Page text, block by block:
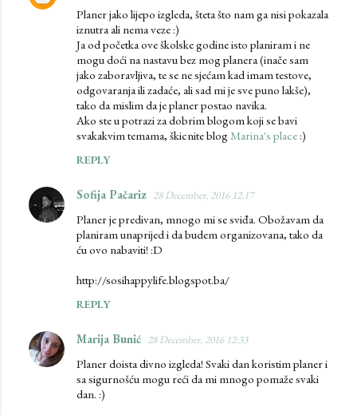
Planer jako lijepo izgleda, šteta što nam ga nisi pokazala
iznutra ali nema veze :)
Ja od početka ove školske godine isto planiram i ne
mogu doći na nastavu bez mog planera (inače sam
jako zaboravljiva, te se ne sjećam kad imam testove,
odgovaranja ili zadaće, ali sad mi je sve puno lakše),
tako da mislim da je planer postao navika.
Ako ste u potrazi za dobrim blogom koji se bavi
svakakvim temama, škicnite blog Marina's place :)
REPLY
Sofija Pačariz 28 December, 2016 12:17
Planer je predivan, mnogo mi se sviđa. Obožavam da
planiram unaprijed i da budem organizovana, tako da
ću ovo nabaviti! :D
http://sosihappylife.blogspot.ba/
REPLY
Marija Bunić 28 December, 2016 12:33
Planer doista divno izgleda! Svaki dan koristim planer i
sa sigurnošću mogu reći da mi mnogo pomaže svaki
dan. :)